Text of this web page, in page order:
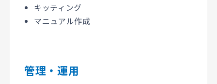
キッティング
マニュアル作成
管理・運用